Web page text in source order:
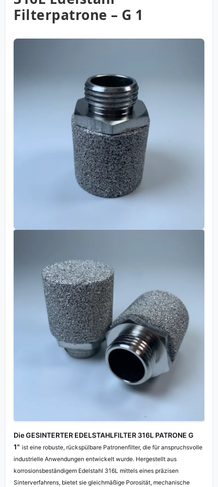
Filterpatrone – G 1
Die GESINTERTER EDELSTAHLFILTER 316L PATRONE G
1" ist eine robuste, rückspülbare Patronenfilter, die für anspruchsvolle
industrielle Anwendungen entwickelt wurde. Hergestellt aus
korrosionsbeständigem Edelstahl 316L mittels eines präzisen
Sinterverfahrens, bietet sie gleichmäßige Porosität, mechanische